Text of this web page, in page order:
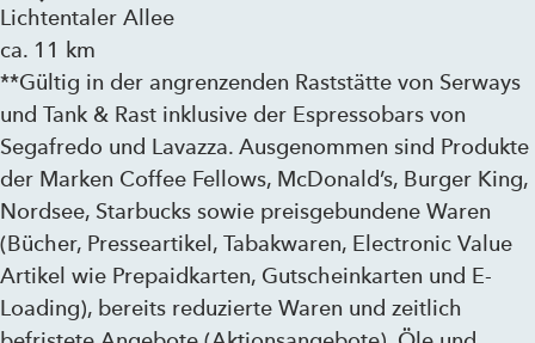
Lichtentaler Allee
ca. 11 km
**Gültig in der angrenzenden Raststätte von Serways
und Tank & Rast inklusive der Espressobars von
Segafredo und Lavazza. Ausgenommen sind Produkte
der Marken Coffee Fellows, McDonald’s, Burger King,
Nordsee, Starbucks sowie preisgebundene Waren
(Bücher, Presseartikel, Tabakwaren, Electronic Value
Artikel wie Prepaidkarten, Gutscheinkarten und E-
Loading), bereits reduzierte Waren und zeitlich